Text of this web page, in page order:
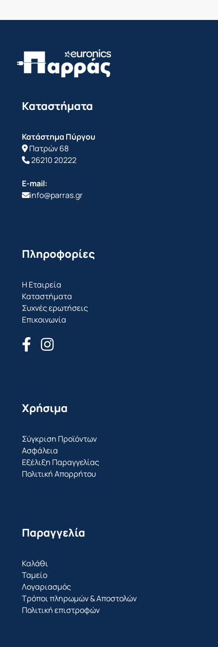
Καταστήματα
Κατάστημα Πύργου
Πατρών 68
26210 20222
E-mail:
info@parras.gr
Πληροφορίες
Η Εταιρεία
Καταστήματα
Συχνές ερωτήσεις
Επικοινωνία
Χρήσιμα
Σύγκριση Προϊόντων
Ασφάλεια
Εξέλιξη Παραγγελίας
Πολιτική Απορρήτου
Παραγγελία
Καλάθι
Ταμείο
Λογαριασμός
Τρόποι πληρωμών & Αποστολών
Πολιτική επιστροφών